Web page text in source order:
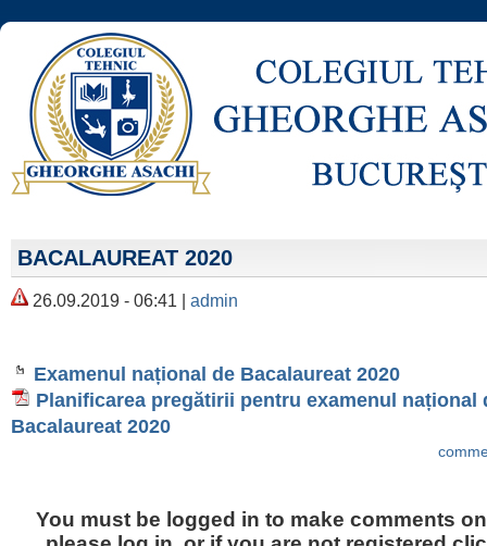
BACALAUREAT 2020
26.09.2019 - 06:41 | admin
Examenul național de Bacalaureat 2020
Planificarea pregătirii pentru examenul național
Bacalaureat 2020
You must be logged in to make comments